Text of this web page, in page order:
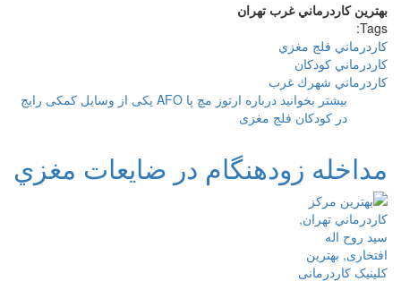
بهترين كاردرماني غرب تهران
Tags:
كاردرماني فلج مغزي
كاردرماني كودكان
كاردرماني شهرك غرب
بیشتر بخوانید
درباره ارتوز مچ پا AFO یکی از وسایل کمکی رایج
در کودکان فلج مغزی
مداخله زودهنگام در ضايعات مغزي